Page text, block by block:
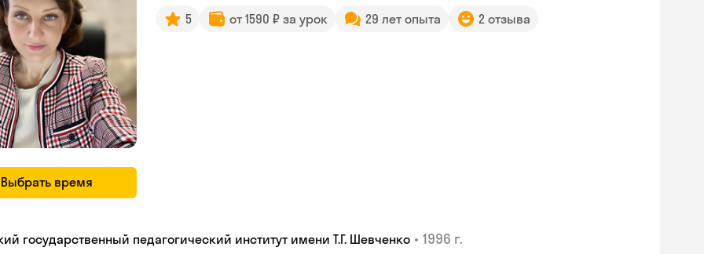
Выбрать время
5 от 1590 ₽ за урок 29 лет опыта 2 отзыва
государственный педагогический институт имени Т.Г. Шевченко • 1996 г.